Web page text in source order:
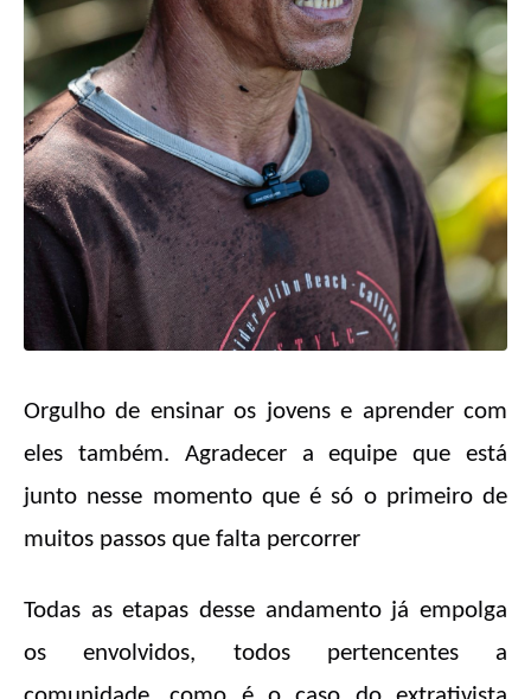
Orgulho de ensinar os jovens e aprender com
eles também. Agradecer a equipe que está
junto nesse momento que é só o primeiro de
muitos passos que falta percorrer
Todas as etapas desse andamento já empolga
os envolvidos, todos pertencentes a